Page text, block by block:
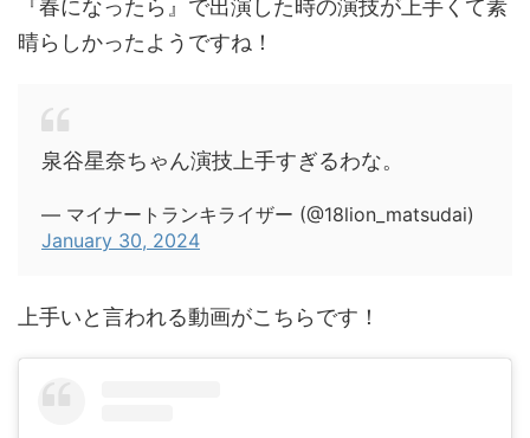
『春になったら』で出演した時の演技が上手くて素
晴らしかったようですね！
泉谷星奈ちゃん演技上手すぎるわな。
— マイナートランキライザー (@18lion_matsudai)
January 30, 2024
上手いと言われる動画がこちらです！